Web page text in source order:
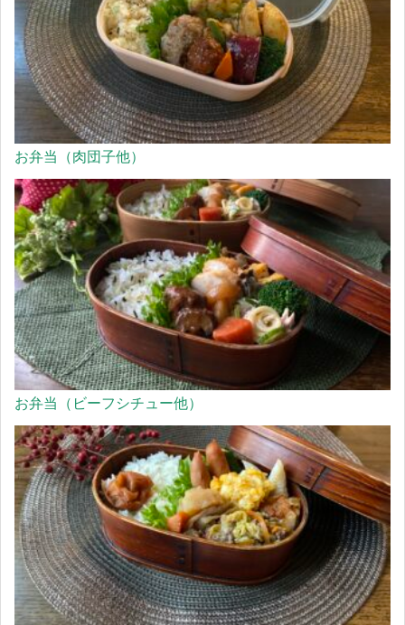
お弁当（肉団子他）
お弁当（ビーフシチュー他）